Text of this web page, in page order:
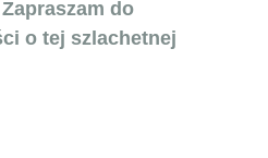
do
o tej szlachetnej